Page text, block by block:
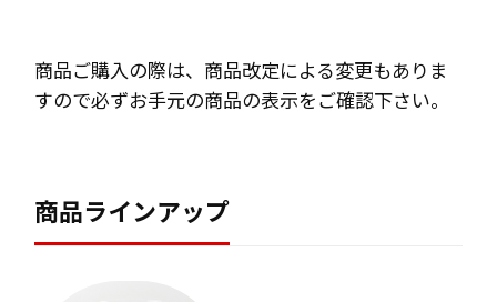
商品ご購入の際は、商品改定による変更もありま
すので必ずお手元の商品の表示をご確認下さい。
商品ラインアップ